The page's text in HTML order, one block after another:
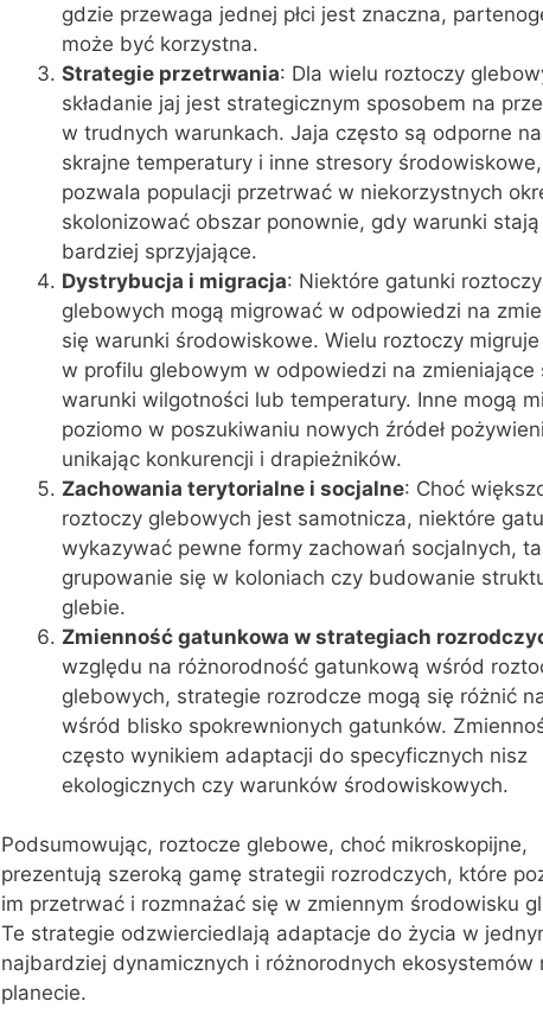
gdzie przewaga jednej płci jest znaczna,
może być korzystna.
Strategie przetrwania: Dla wielu roztoczy
składanie jaj jest strategicznym sposobem na
w trudnych warunkach. Jaja często są odporne
skrajne temperatury i inne stresory
pozwala populacji przetrwać w niekorzystnych
skolonizować obszar ponownie, gdy warunki stają
bardziej sprzyjające.
Dystrybucja i migracja: Niektóre gatunki roztoczy
glebowych mogą migrować w odpowiedzi na
się warunki środowiskowe. Wielu roztoczy
w profilu glebowym w odpowiedzi na zmieniające
warunki wilgotności lub temperatury. Inne mogą
poziomo w poszukiwaniu nowych źródeł
unikając konkurencji i drapieżników.
Zachowania terytorialne i socjalne: Choć
roztoczy glebowych jest samotnicza, niektóre
wykazywać pewne formy zachowań socjalnych,
grupowanie się w koloniach czy budowanie
glebie.
Zmienność gatunkowa w strategiach
względu na różnorodność gatunkową wśród
glebowych, strategie rozrodcze mogą się różnić
wśród blisko spokrewnionych gatunków.
często wynikiem adaptacji do specyficznych nisz
ekologicznych czy warunków środowiskowych.
Podsumowując, roztocze glebowe, choć mikroskopijne,
prezentują szeroką gamę strategii rozrodczych, które
im przetrwać i rozmnażać się w zmiennym środowisku
Te strategie odzwierciedlają adaptacje do życia w
najbardziej dynamicznych i różnorodnych ekosystemów
planecie.